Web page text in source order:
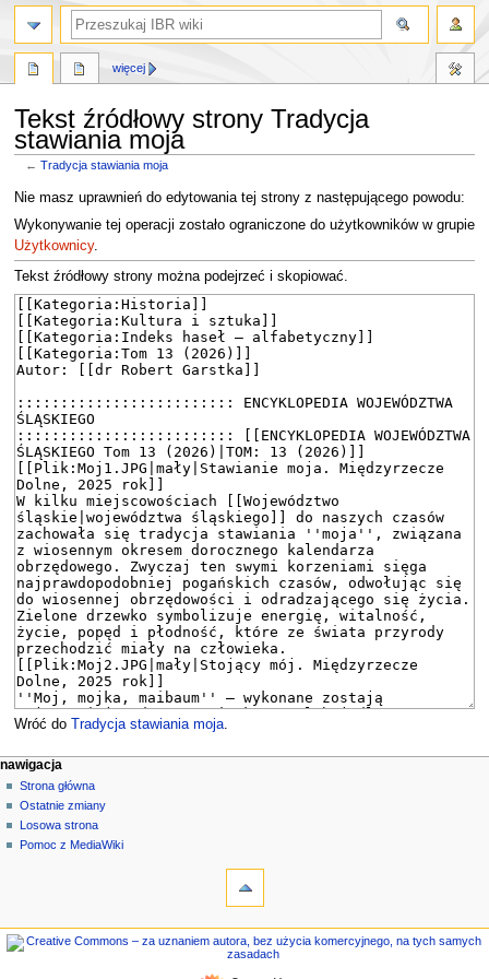
Tekst źródłowy strony Tradycja
stawiania moja
←Tradycja stawiania moja
Przejdź
do
nawigacji
Przejdź
do
wyszukiwania
Nie masz uprawnień do edytowania tej strony z następującego powodu:
Wykonywanie tej operacji zostało ograniczone do użytkowników w grupie
Użytkownicy.
Tekst źródłowy strony można podejrzeć i skopiować.
Wróć do Tradycja stawiania moja.
M
e
n
u
i
g
działania na stronie
strona
dyskusja
czytaj
kod
więcej
narzędzia osobiste
zaloguj
się
nawigacja
Strona główna
Ostatnie zmiany
Losowa strona
Pomoc z MediaWiki
szukaj
linkowanych
nawigacja
Strona